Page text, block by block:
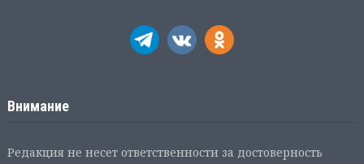
Внимание
Редакция не несет ответственности за достоверность